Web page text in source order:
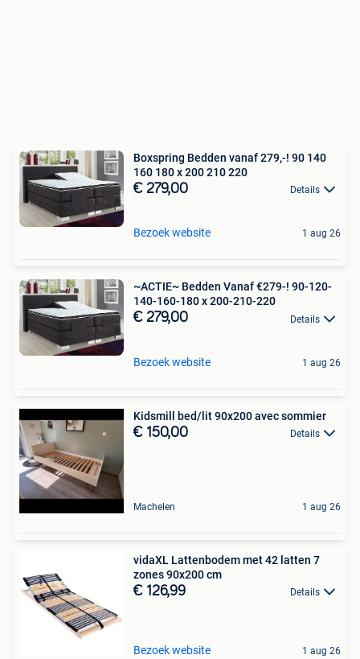
Boxspring Bedden vanaf 279,-! 90 140
160 180 x 200 210 220
€ 279,00 Details
Bezoek website 1 aug 26
~ACTIE~ Bedden Vanaf €279-! 90-120-
140-160-180 x 200-210-220
€ 279,00 Details
Bezoek website 1 aug 26
Kidsmill bed/lit 90x200 avec sommier
€ 150,00 Details
Machelen 1 aug 26
vidaXL Lattenbodem met 42 latten 7
zones 90x200 cm
€ 126,99 Details
Bezoek website 1 aug 26